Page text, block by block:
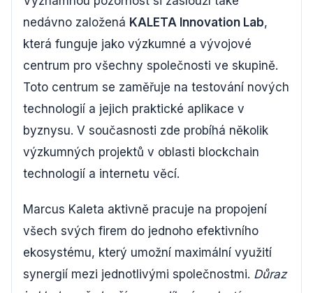
nedávno založená KALETA Innovation Lab,
která funguje jako výzkumné a vývojové
centrum pro všechny společnosti ve skupině.
Toto centrum se zaměřuje na testování nových
technologií a jejich praktické aplikace v
byznysu. V současnosti zde probíhá několik
výzkumných projektů v oblasti blockchain
technologií a internetu věcí.
Marcus Kaleta aktivně pracuje na propojení
všech svých firem do jednoho efektivního
ekosystému, který umožní maximální využití
synergií mezi jednotlivými společnostmi. Důraz